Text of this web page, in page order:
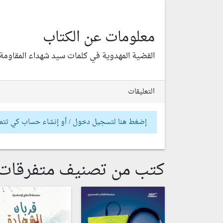
معلومات عن الكتاب
القضية المهدوية في كلمات سيد شهداء
التعليقات
إضغط هنا لتسجيل دخول / أو إنشاء حساب كي
كتب من تصنيف